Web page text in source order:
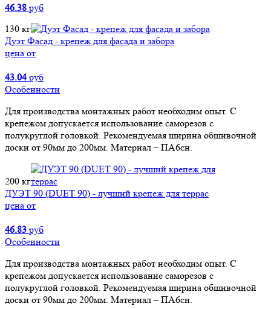
46.38 руб
130 кг
Дуэт Фасад - крепеж для фасада и забора
цена от
43.04руб
Особенности
Для производства монтажных работ необходим опыт. С
крепежом допускается использование саморезов с
полукруглой головкой. Рекомендуемая ширина обшивочной
доски от 90мм до 200мм. Материал – ПА6сн.
200 кг
ДУЭТ 90 (DUET 90) - лучший крепеж для террас
цена от
46.83 руб
Особенности
Для производства монтажных работ необходим опыт. С
крепежом допускается использование саморезов с
полукруглой головкой. Рекомендуемая ширина обшивочной
доски от 90мм до 200мм. Материал – ПА6сн.